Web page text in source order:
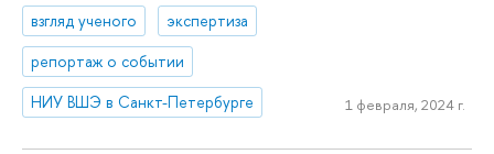
взгляд ученого
экспертиза
репортаж о событии
НИУ ВШЭ в Санкт-Петербурге
1 февраля, 2024 г.